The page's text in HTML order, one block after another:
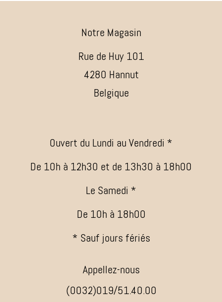
Notre Magasin
Rue de Huy 101
4280 Hannut
Belgique
Ouvert du Lundi au Vendredi *
De 10h à 12h30 et de 13h30 à 18h00
Le Samedi *
De 10h à 18h00
* Sauf jours fériés
Appellez-nous
(0032)019/51.40.00